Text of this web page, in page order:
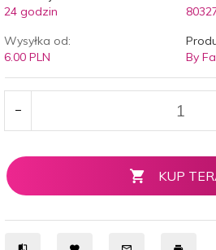
24 godzin
Wysyłka od:
6.00 PLN
By
KUP